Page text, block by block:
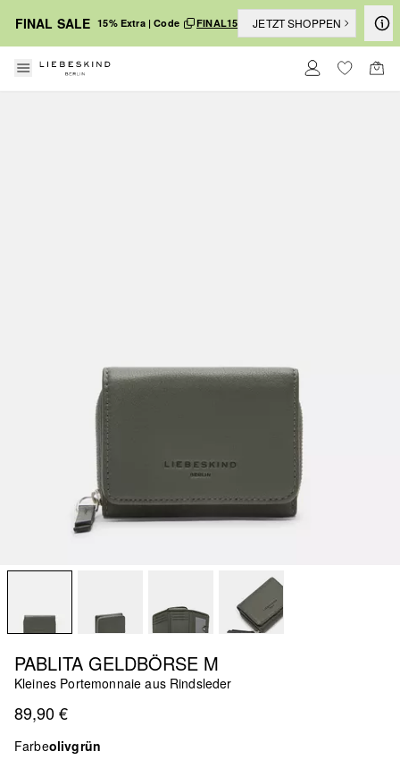
FINAL SALE 15% Extra | Code FINAL15 JETZT SHOPPEN
PABLITA GELDBÖRSE M
Kleines Portemonnaie aus Rindsleder
89,90 €
Farbeolivgrün